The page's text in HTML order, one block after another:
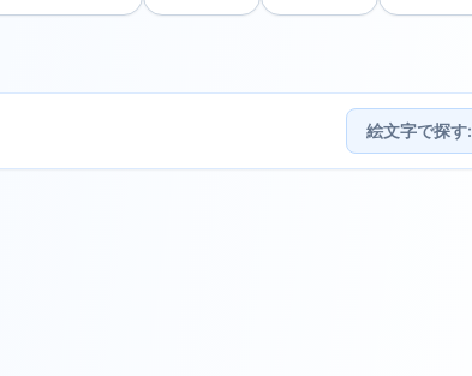
絵文字で探す: